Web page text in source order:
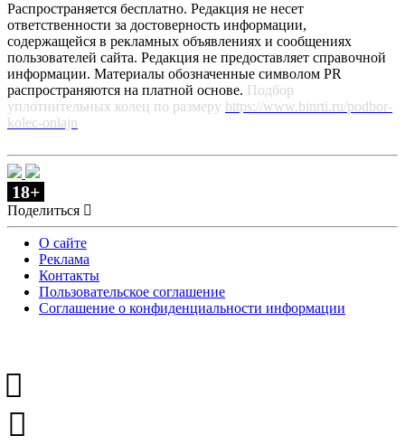
Распространяется бесплатно. Редакция не несет
ответственности за достоверность информации,
содержащейся в рекламных объявлениях и сообщениях
пользователей сайта. Редакция не предоставляет справочной
информации. Материалы обозначенные символом PR
распространяются на платной основе. Подбор
уплотнительных колец по размеру https://www.binrti.ru/podbor-
kolec-onlajn
18+
Поделиться
О сайте
Реклама
Контакты
Пользовательское соглашение
Соглашение о конфиденциальности информации